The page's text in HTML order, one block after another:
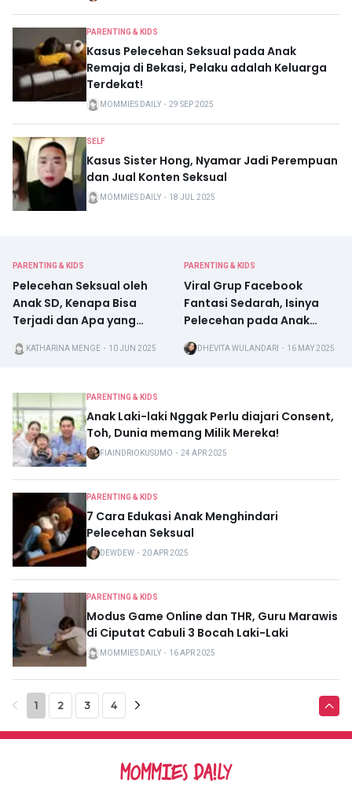
PARENTING & KIDS
Kasus Pelecehan Seksual pada Anak
Remaja di Bekasi, Pelaku adalah Keluarga
Terdekat!
MOMMIES DAILY ・ 29 SEP 2025
SELF
Kasus Sister Hong, Nyamar Jadi Perempuan
dan Jual Konten Seksual
MOMMIES DAILY ・ 18 JUL 2025
PARENTING & KIDS
Pelecehan Seksual oleh
Anak SD, Kenapa Bisa
Terjadi dan Apa yang
Jawaban Psikolog
KATHARINA MENGE ・ 10 JUN 2025
PARENTING & KIDS
Viral Grup Facebook
Fantasi Sedarah, Isinya
Pelecehan pada Anak
Kandung dan Keluarga
Sendiri
DHEVITA WULANDARI ・ 16 MAY 2025
PARENTING & KIDS
Anak Laki-laki Nggak Perlu diajari Consent,
Toh, Dunia memang Milik Mereka!
FIAINDRIOKUSUMO ・ 24 APR 2025
PARENTING & KIDS
7 Cara Edukasi Anak Menghindari
Pelecehan Seksual
DEWDEW ・ 20 APR 2025
PARENTING & KIDS
Modus Game Online dan THR, Guru Marawis
di Ciputat Cabuli 3 Bocah Laki-Laki
MOMMIES DAILY ・ 16 APR 2025
1 2 3 4